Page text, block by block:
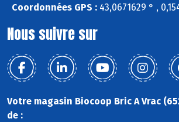
Coordonnées GPS : 43,0671629 ° ,
Nous suivre sur
Votre magasin Biocoop Bric A Vrac
de :